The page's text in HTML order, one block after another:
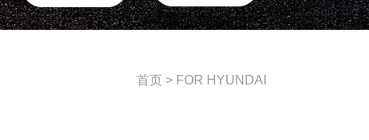
首页 > FOR HYUNDAI